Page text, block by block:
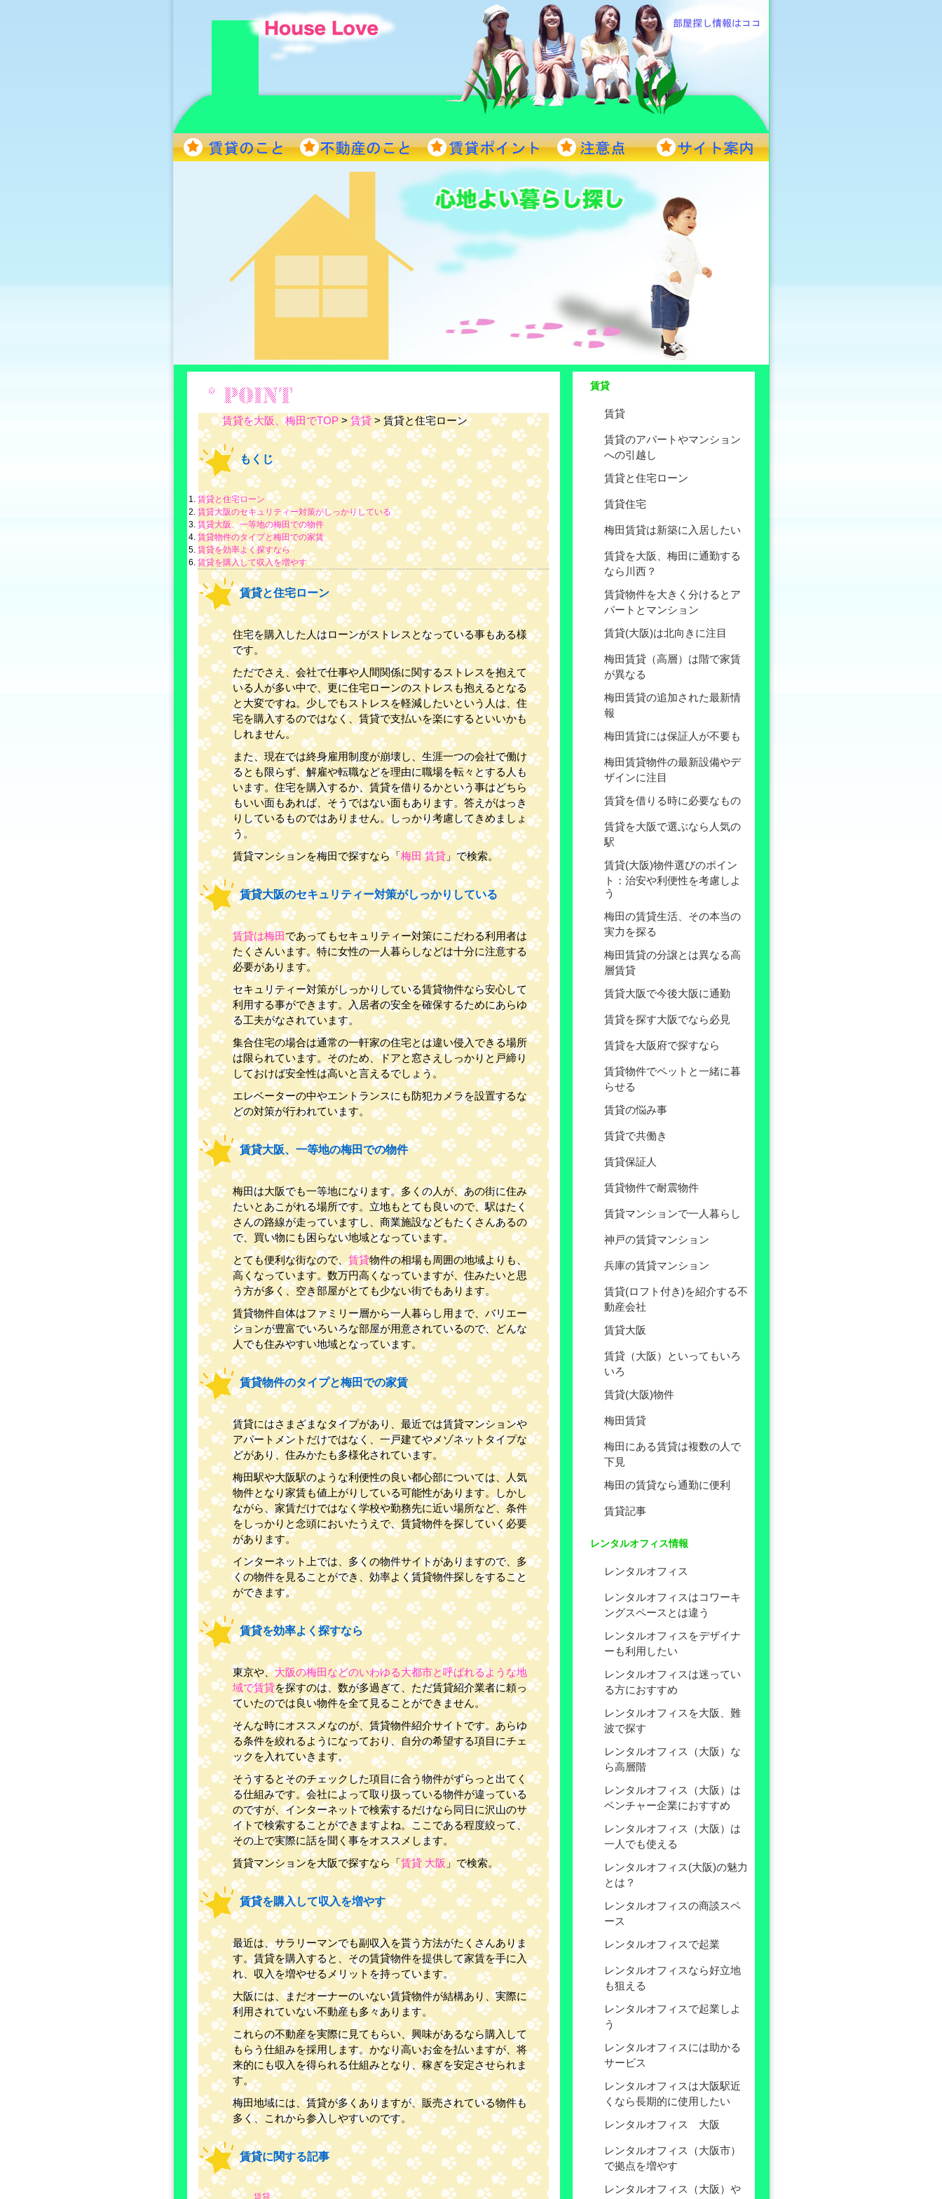
賃貸
賃貸
賃貸のアパートやマンション
への引越し
賃貸と住宅ローン
賃貸住宅
梅田賃貸は新築に入居したい
賃貸を大阪、梅田に通勤する
なら川西？
賃貸物件を大きく分けるとア
パートとマンション
賃貸(大阪)は北向きに注目
梅田賃貸（高層）は階で家賃
が異なる
梅田賃貸の追加された最新情
報
梅田賃貸には保証人が不要も
梅田賃貸物件の最新設備やデ
ザインに注目
賃貸を借りる時に必要なもの
賃貸を大阪で選ぶなら人気の
駅
賃貸(大阪)物件選びのポイン
ト：治安や利便性を考慮しよ
う
梅田の賃貸生活、その本当の
実力を探る
梅田賃貸の分譲とは異なる高
層賃貸
賃貸大阪で今後大阪に通勤
賃貸を探す大阪でなら必見
賃貸を大阪府で探すなら
賃貸物件でペットと一緒に暮
らせる
賃貸の悩み事
賃貸で共働き
賃貸保証人
賃貸物件で耐震物件
賃貸マンションで一人暮らし
神戸の賃貸マンション
兵庫の賃貸マンション
賃貸(ロフト付き)を紹介する不
動産会社
賃貸大阪
賃貸（大阪）といってもいろ
いろ
賃貸(大阪)物件
梅田賃貸
梅田にある賃貸は複数の人で
下見
梅田の賃貸なら通勤に便利
賃貸記事
レンタルオフィス情報
レンタルオフィス
レンタルオフィスはコワーキ
ングスペースとは違う
レンタルオフィスをデザイナ
ーも利用したい
レンタルオフィスは迷ってい
る方におすすめ
レンタルオフィスを大阪、難
波で探す
レンタルオフィス（大阪）な
ら高層階
レンタルオフィス（大阪）は
ベンチャー企業におすすめ
レンタルオフィス（大阪）は
一人でも使える
レンタルオフィス(大阪)の魅力
とは？
レンタルオフィスの商談スペ
ース
レンタルオフィスで起業
レンタルオフィスなら好立地
も狙える
レンタルオフィスで起業しよ
う
レンタルオフィスには助かる
サービス
レンタルオフィスは大阪駅近
くなら長期的に使用したい
レンタルオフィス 大阪
レンタルオフィス（大阪市）
で拠点を増やす
レンタルオフィス（大阪）や
賃貸を大阪、梅田でTOP > 賃貸 > 賃貸と住宅ローン
もくじ
賃貸と住宅ローン
賃貸大阪のセキュリティー対策がしっかりしている
賃貸大阪、一等地の梅田での物件
賃貸物件のタイプと梅田での家賃
賃貸を効率よく探すなら
賃貸を購入して収入を増やす
賃貸と住宅ローン
住宅を購入した人はローンがストレスとなっている事もある様
です。
ただでさえ、会社で仕事や人間関係に関するストレスを抱えて
いる人が多い中で、更に住宅ローンのストレスも抱えるとなる
と大変ですね。少しでもストレスを軽減したいという人は、住
宅を購入するのではなく、賃貸で支払いを楽にするといいかも
しれません。
また、現在では終身雇用制度が崩壊し、生涯一つの会社で働け
るとも限らず、解雇や転職などを理由に職場を転々とする人も
います。住宅を購入するか、賃貸を借りるかという事はどちら
もいい面もあれば、そうではない面もあります。答えがはっき
りしているものではありません。しっかり考慮してきめましょ
う。
賃貸マンションを梅田で探すなら「梅田 賃貸 」で検索。
賃貸大阪のセキュリティー対策がしっかりしている
賃貸は梅田であってもセキュリティー対策にこだわる利用者は
たくさんいます。特に女性の一人暮らしなどは十分に注意する
必要があります。
セキュリティー対策がしっかりしている賃貸物件なら安心して
利用する事ができます。入居者の安全を確保するためにあらゆ
る工夫がなされています。
集合住宅の場合は通常の一軒家の住宅とは違い侵入できる場所
は限られています。そのため、ドアと窓さえしっかりと戸締り
しておけば安全性は高いと言えるでしょう。
エレベーターの中やエントランスにも防犯カメラを設置するな
どの対策が行われています。
賃貸大阪、一等地の梅田での物件
梅田は大阪でも一等地になります。多くの人が、あの街に住み
たいとあこがれる場所です。立地もとても良いので、駅はたく
さんの路線が走っていますし、商業施設などもたくさんあるの
で、買い物にも困らない地域となっています。
とても便利な街なので、賃貸物件の相場も周囲の地域よりも、
高くなっています。数万円高くなっていますが、住みたいと思
う方が多く、空き部屋がとても少ない街でもあります。
賃貸物件自体はファミリー層から一人暮らし用まで、バリエー
ションが豊富でいろいろな部屋が用意されているので、どんな
人でも住みやすい地域となっています。
賃貸物件のタイプと梅田での家賃
賃貸にはさまざまなタイプがあり、最近では賃貸マンションや
アパートメントだけではなく、一戸建てやメゾネットタイプな
どがあり、住みかたも多様化されています。
梅田駅や大阪駅のような利便性の良い都心部については、人気
物件となり家賃も値上がりしている可能性があります。しかし
ながら、家賃だけではなく学校や勤務先に近い場所など、条件
をしっかりと念頭においたうえで、賃貸物件を探していく必要
があります。
インターネット上では、多くの物件サイトがありますので、多
くの物件を見ることができ、効率よく賃貸物件探しをすること
ができます。
賃貸を効率よく探すなら
東京や、大阪の梅田などのいわゆる大都市と呼ばれるような地
域で賃貸を探すのは、数が多過ぎて、ただ賃貸紹介業者に頼っ
ていたのでは良い物件を全て見ることができません。
そんな時にオススメなのが、賃貸物件紹介サイトです。あらゆ
る条件を絞れるようになっており、自分の希望する項目にチェ
ックを入れていきます。
そうするとそのチェックした項目に合う物件がずらっと出てく
る仕組みです。会社によって取り扱っている物件が違っている
のですが、インターネットで検索するだけなら同日に沢山のサ
イトで検索することができますよね。ここである程度絞って、
その上で実際に話を聞く事をオススメします。
賃貸マンションを大阪で探すなら「賃貸 大阪 」で検索。
賃貸を購入して収入を増やす
最近は、サラリーマンでも副収入を貰う方法がたくさんありま
す。賃貸を購入すると、その賃貸物件を提供して家賃を手に入
れ、収入を増やせるメリットを持っています。
大阪には、まだオーナーのいない賃貸物件が結構あり、実際に
利用されていない不動産も多々あります。
これらの不動産を実際に見てもらい、興味があるなら購入して
もらう仕組みを採用します。かなり高いお金を払いますが、将
来的にも収入を得られる仕組みとなり、稼ぎを安定させられま
す。
梅田地域には、賃貸が多くありますが、販売されている物件も
多く、これから参入しやすいのです。
賃貸に関する記事
賃貸